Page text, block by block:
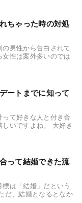
ちゃった時の対処
男性から告白されて
女性は案外多いのでは
ートまでに知って
て好きな人と付き合
いですよね。 大好き
って結婚できた流
は「結婚」だという
だ、結婚となるとなか